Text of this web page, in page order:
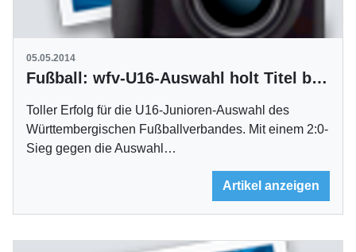
05.05.2014
Fußball: wfv-U16-Auswahl holt Titel beim DFB-Länderpokal
Toller Erfolg für die U16-Junioren-Auswahl des
Württembergischen Fußballverbandes. Mit einem 2:0-
Sieg gegen die Auswahl…
Artikel anzeigen